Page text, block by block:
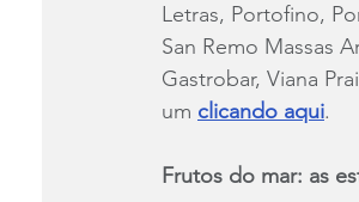
Letras, Portofino,
San Remo Massas
Gastrobar, Viana
um clicando aqui.
Frutos do mar: as